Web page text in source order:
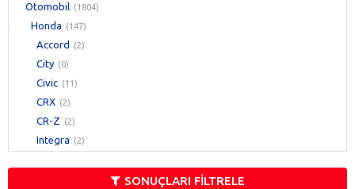
Otomobil (1804)
Honda (147)
Accord (2)
City (0)
Civic (11)
CRX (2)
CR-Z (2)
Integra (2)
SONUÇLARI FİLTRELE